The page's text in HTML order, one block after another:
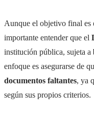
Aunque el objetivo final es
importante entender que el
institución pública, sujeta a
enfoque es asegurarse de
documentos faltantes, ya
según sus propios criterios.